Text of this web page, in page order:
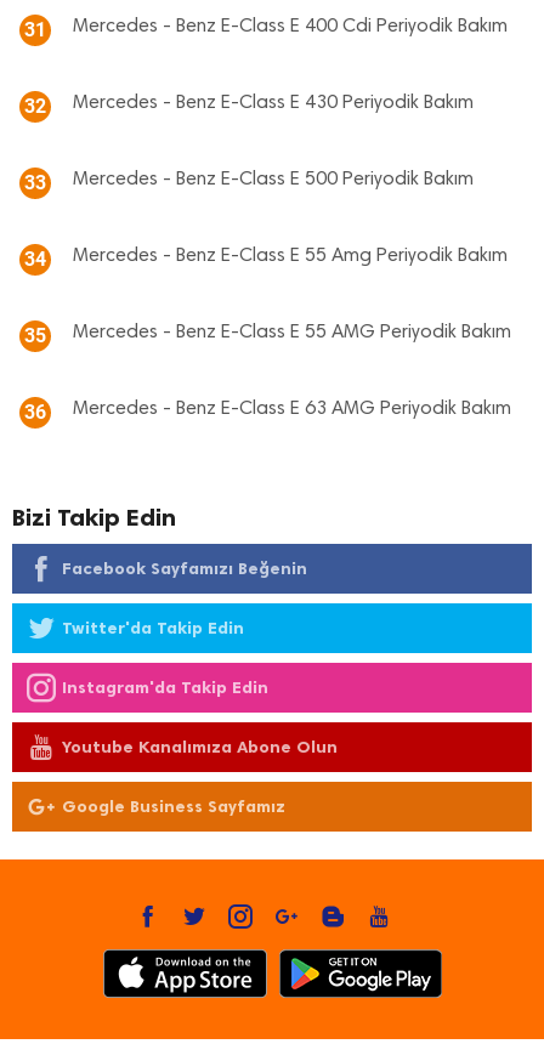
31 Mercedes - Benz E-Class E 400 Cdi Periyodik Bakım
32 Mercedes - Benz E-Class E 430 Periyodik Bakım
33 Mercedes - Benz E-Class E 500 Periyodik Bakım
34 Mercedes - Benz E-Class E 55 Amg Periyodik Bakım
35 Mercedes - Benz E-Class E 55 AMG Periyodik Bakım
36 Mercedes - Benz E-Class E 63 AMG Periyodik Bakım
Bizi Takip Edin
Facebook Sayfamızı Beğenin
Twitter'da Takip Edin
Instagram'da Takip Edin
Youtube Kanalımıza Abone Olun
Google Business Sayfamız